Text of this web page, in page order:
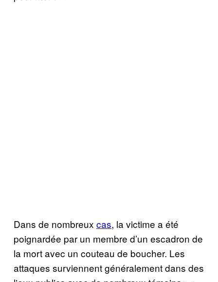
Dans de nombreux cas, la victime a été
poignardée par un membre d’un escadron de
la mort avec un couteau de boucher. Les
attaques surviennent généralement dans des